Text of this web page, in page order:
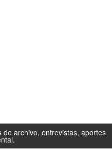
archivo, entrevistas, aportes